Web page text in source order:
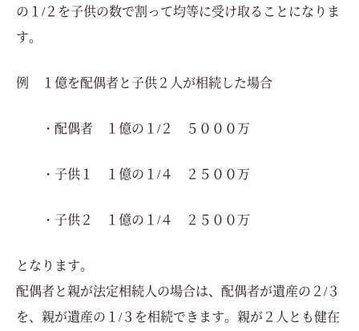
の１/２を子供の数で割って均等に受け取ることになりま
す。
例 １億を配偶者と子供２人が相続した場合
・配偶者 １億の１/２ ５０００万
・子供１ １億の１/４ ２５００万
・子供２ １億の１/４ ２５００万
となります。
配偶者と親が法定相続人の場合は、配偶者が遺産の２/３
を、親が遺産の１/３を相続できます。親が２人とも健在